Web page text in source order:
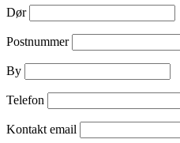
Dør
Postnummer
By
Telefon
Kontakt email